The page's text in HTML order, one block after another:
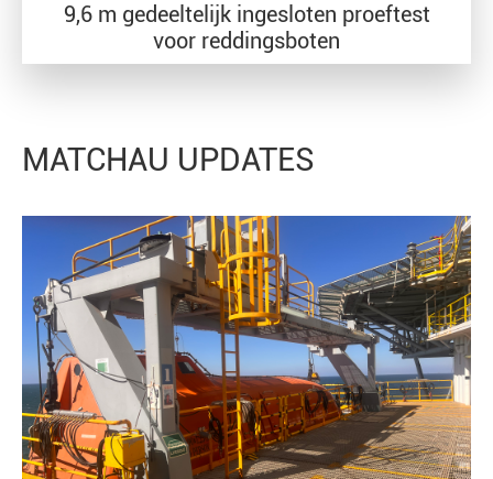
9,6 m gedeeltelijk ingesloten proeftest
voor reddingsboten
MATCHAU UPDATES